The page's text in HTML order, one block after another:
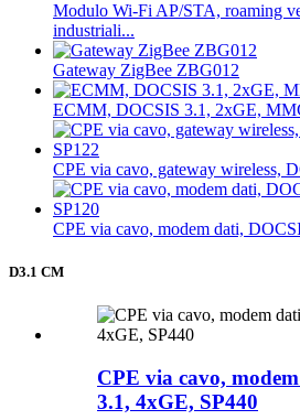
Modulo Wi-Fi AP/STA, roaming
industriali...
Gateway ZigBee ZBG012
ECMM, DOCSIS 3.1, 2xGE,
CPE via cavo, gateway wireless,
CPE via cavo, modem dati,
D3.1 CM
CPE via cavo,
3.1, 4xGE, SP440